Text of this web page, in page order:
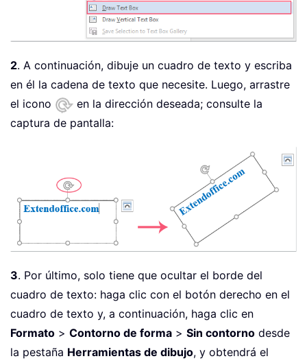
2. A continuación, dibuje un cuadro de texto y escriba
en él la cadena de texto que necesite. Luego, arrastre
el icono
en la dirección deseada; consulte la
captura de pantalla:
3. Por último, solo tiene que ocultar el borde del
cuadro de texto: haga clic con el botón derecho en el
cuadro de texto y, a continuación, haga clic en
Formato > Contorno de forma > Sin contorno desde
la pestaña Herramientas de dibujo, y obtendrá el